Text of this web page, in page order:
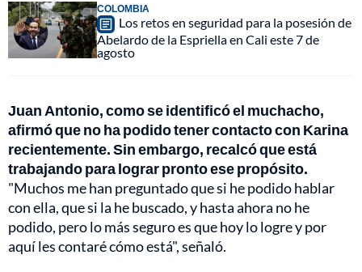
COLOMBIA
Los retos en seguridad para la posesión de
Abelardo de la Espriella en Cali este 7 de
agosto
Juan Antonio, como se identificó el muchacho,
afirmó que no ha podido tener contacto con Karina
recientemente. Sin embargo, recalcó que está
trabajando para lograr pronto ese propósito.
"Muchos me han preguntado que si he podido hablar
con ella, que si la he buscado, y hasta ahora no he
podido, pero lo más seguro es que hoy lo logre y por
aquí les contaré cómo está", señaló.